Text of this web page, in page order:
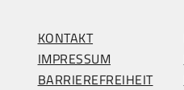
KONTAKT
IMPRESSUM
BARRIEREFREIHEIT